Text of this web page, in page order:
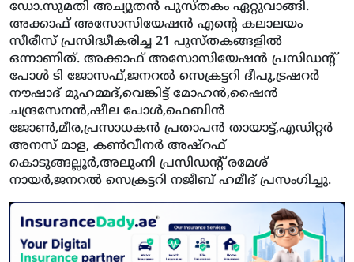
ഡോ.സുമതി അച്യുതന്‍ പുസ്തകം ഏറ്റുവാങ്ങി.
അക്കാഫ് അസോസിയേഷന്‍ എന്റെ കലാലയം
സീരീസ് പ്രസിദ്ധീകരിച്ച 21 പുസ്തകങ്ങളില്‍
ഒന്നാണിത്. അക്കാഫ് അസോസിയേഷന്‍ പ്രസിഡന്റ്
പോള്‍ ടി ജോസഫ്,ജനറല്‍ സെക്രട്ടറി ദീപു,ട്രഷറര്‍
നൗഷാദ് മുഹമ്മദ്,വെങ്കിട്ട് മോഹന്‍,ഷൈന്‍
ചന്ദ്രസേനന്‍,ഷീല പോള്‍,ഫെബിന്‍
ജോണ്‍,മീര,പ്രസാധകന്‍ പ്രതാപന്‍ തായാട്ട്,എഡിറ്റര്‍
അനസ് മാള, കണ്‍വീനര്‍ അഷ്‌റഫ്
കൊടുങ്ങല്ലൂര്‍,അലുംനി പ്രസിഡന്റ് രമേശ്
നായര്‍,ജനറല്‍ സെക്രട്ടറി നജീബ് ഹമീദ് പ്രസംഗിച്ചു.